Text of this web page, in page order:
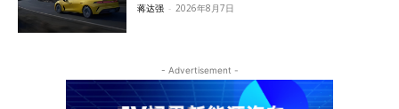
蒋达强 - 2026年8月7日
- Advertisement -